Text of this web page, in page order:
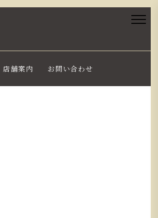
店舗案内 お問い合わせ